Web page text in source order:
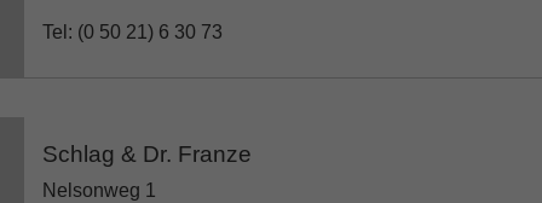
Tel: (0 50 21) 6 30 73
Schlag & Dr. Franze
Nelsonweg 1